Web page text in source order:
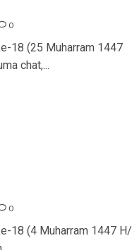
0
18 (25 Muharram 1447
chat,...
0
18 (4 Muharram 1447 H/